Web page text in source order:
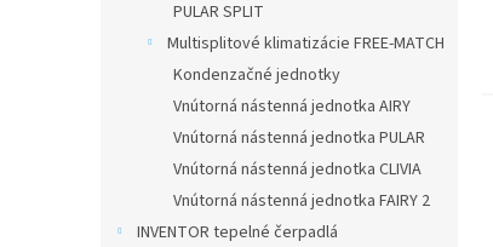
PULAR SPLIT
Multisplitové klimatizácie FREE-MATCH
Kondenzačné jednotky
Vnútorná nástenná jednotka AIRY
Vnútorná nástenná jednotka PULAR
Vnútorná nástenná jednotka CLIVIA
Vnútorná nástenná jednotka FAIRY 2
INVENTOR tepelné čerpadlá